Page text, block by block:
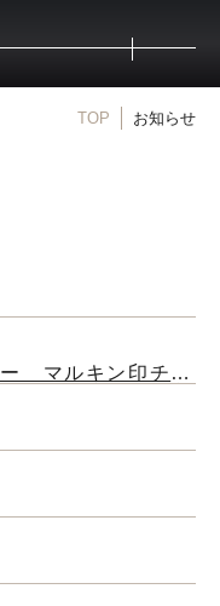
TOP お知らせ
ー マルキン印チェ
り掴めて色んな所